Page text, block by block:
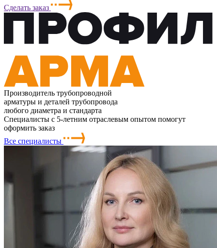
Сделать заказ
Производитель трубопроводной
арматуры и деталей трубопровода
любого диаметра и стандарта
Специалисты с 5-летним отраслевым опытом помогут
оформить заказ
Все специалисты